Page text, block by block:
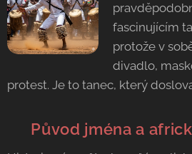
fascinujícím
protože v
divadlo,
protest. Je to tanec, který
🎭 Původ jména a